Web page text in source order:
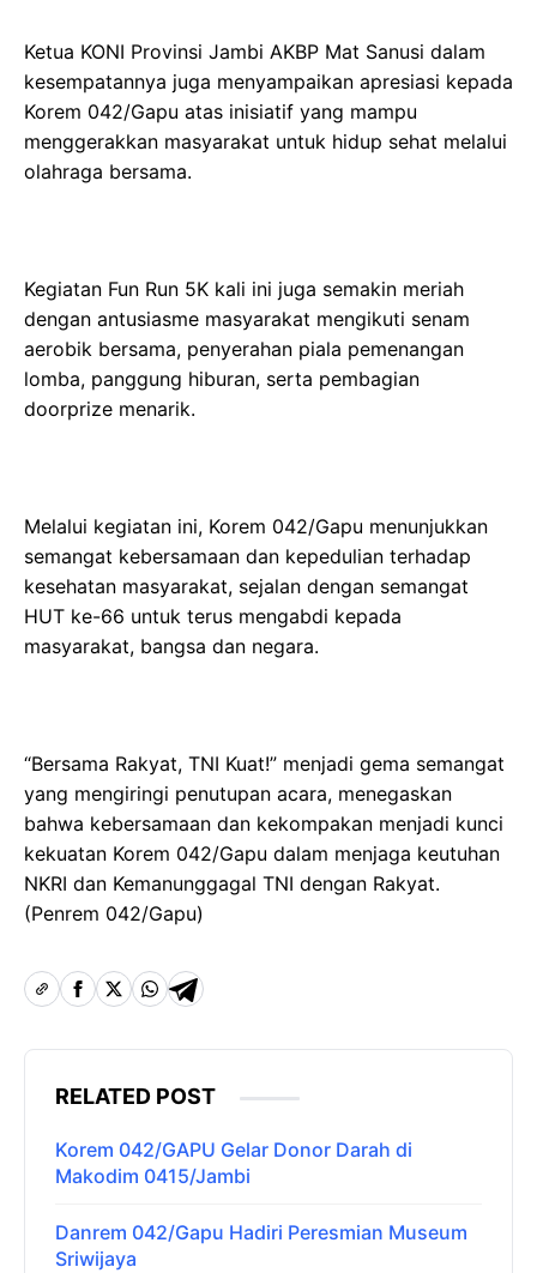
Ketua KONI Provinsi Jambi AKBP Mat Sanusi dalam
kesempatannya juga menyampaikan apresiasi kepada
Korem 042/Gapu atas inisiatif yang mampu
menggerakkan masyarakat untuk hidup sehat melalui
olahraga bersama.
Kegiatan Fun Run 5K kali ini juga semakin meriah
dengan antusiasme masyarakat mengikuti senam
aerobik bersama, penyerahan piala pemenangan
lomba, panggung hiburan, serta pembagian
doorprize menarik.
Melalui kegiatan ini, Korem 042/Gapu menunjukkan
semangat kebersamaan dan kepedulian terhadap
kesehatan masyarakat, sejalan dengan semangat
HUT ke-66 untuk terus mengabdi kepada
masyarakat, bangsa dan negara.
“Bersama Rakyat, TNI Kuat!” menjadi gema semangat
yang mengiringi penutupan acara, menegaskan
bahwa kebersamaan dan kekompakan menjadi kunci
kekuatan Korem 042/Gapu dalam menjaga keutuhan
NKRI dan Kemanunggagal TNI dengan Rakyat.
(Penrem 042/Gapu)
RELATED POST
Korem 042/GAPU Gelar Donor Darah di
Makodim 0415/Jambi
Danrem 042/Gapu Hadiri Peresmian Museum
Sriwijaya